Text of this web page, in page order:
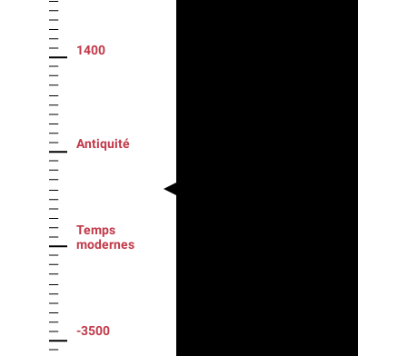
1400
Antiquité
Temps
modernes
-3500